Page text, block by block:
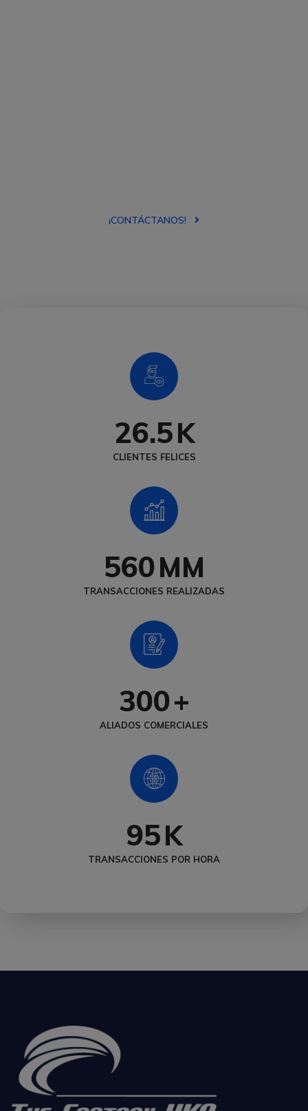
¡CONTÁCTANOS!
26.5K
CLIENTES FELICES
560MM
TRANSACCIONES REALIZADAS
300+
ALIADOS COMERCIALES
95K
TRANSACCIONES POR HORA